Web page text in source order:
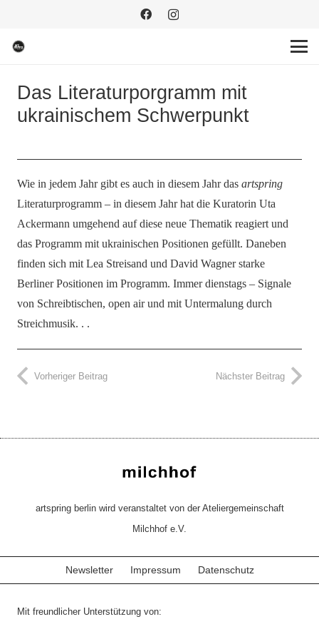
Das Literaturporgramm mit
ukrainischem Schwerpunkt
Wie in jedem Jahr gibt es auch in diesem Jahr das artspring
Literaturprogramm – in diesem Jahr hat die Kuratorin Uta
Ackermann umgehend auf diese neue Thematik reagiert und
das Programm mit ukrainischen Positionen gefüllt. Daneben
finden sich mit Lea Streisand und David Wagner starke
Berliner Positionen im Programm. Immer dienstags – Signale
von Schreibtischen, open air und mit Untermalung durch
Streichmusik. . .
Vorheriger Beitrag Nächster Beitrag
artspring berlin wird veranstaltet von der Ateliergemeinschaft
Milchhof e.V.
Newsletter Impressum Datenschutz
Mit freundlicher Unterstützung von: